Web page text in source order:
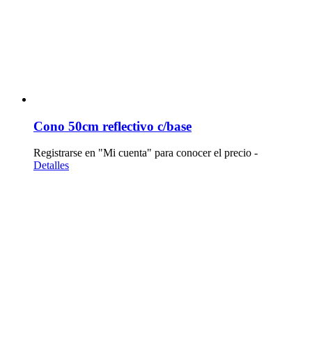
Cono 50cm reflectivo c/base
Registrarse en "Mi cuenta" para conocer el precio -
Detalles